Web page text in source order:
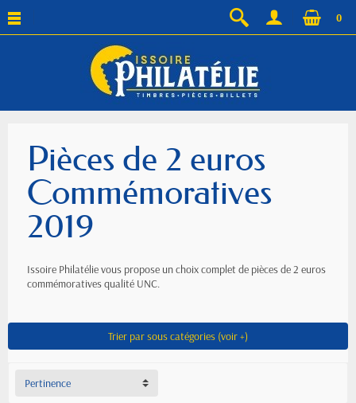
0
Pièces de 2 euros
Commémoratives
2019
Issoire Philatélie vous propose un choix complet de pièces de 2 euros
commémoratives qualité UNC.
Trier par sous catégories (voir +)
Pertinence